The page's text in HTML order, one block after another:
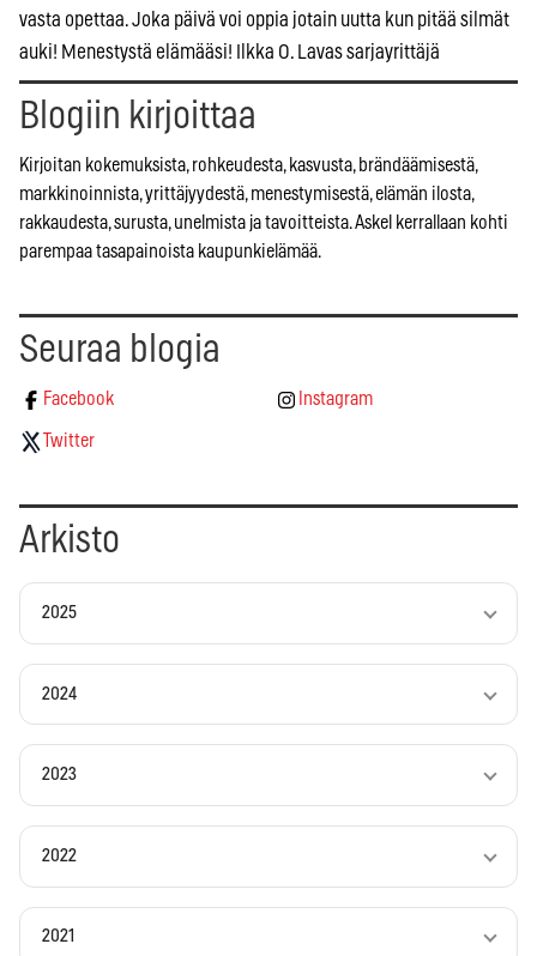
vasta opettaa. Joka päivä voi oppia jotain uutta kun pitää silmät
auki! Menestystä elämääsi! Ilkka O. Lavas sarjayrittäjä
Blogiin kirjoittaa
Kirjoitan kokemuksista, rohkeudesta, kasvusta, brändäämisestä,
markkinoinnista, yrittäjyydestä, menestymisestä, elämän ilosta,
rakkaudesta, surusta, unelmista ja tavoitteista. Askel kerrallaan kohti
parempaa tasapainoista kaupunkielämää.
Seuraa blogia
Facebook Instagram
Twitter
Arkisto
2025
2024
2023
2022
2021